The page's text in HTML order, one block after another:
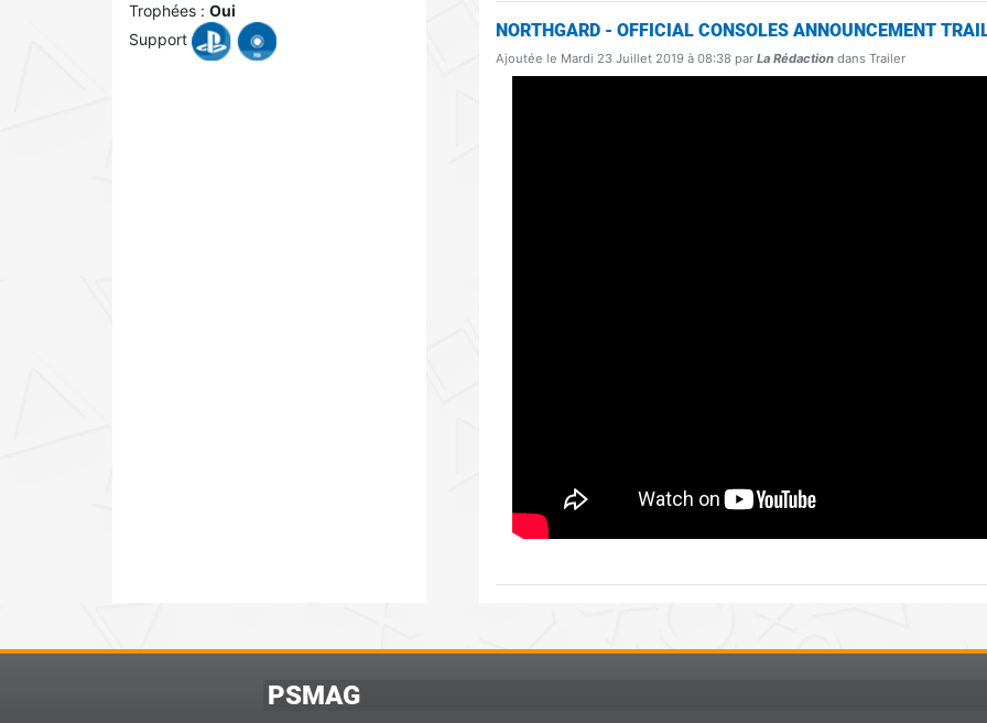
Trophées : Oui
Support
NORTHGARD - OFFICIAL CONSOLES ANNOUNCEMENT
Ajoutée le Mardi 23 Juillet 2019 à 08:38 parLa Rédactiondans Trailer
PSMAG